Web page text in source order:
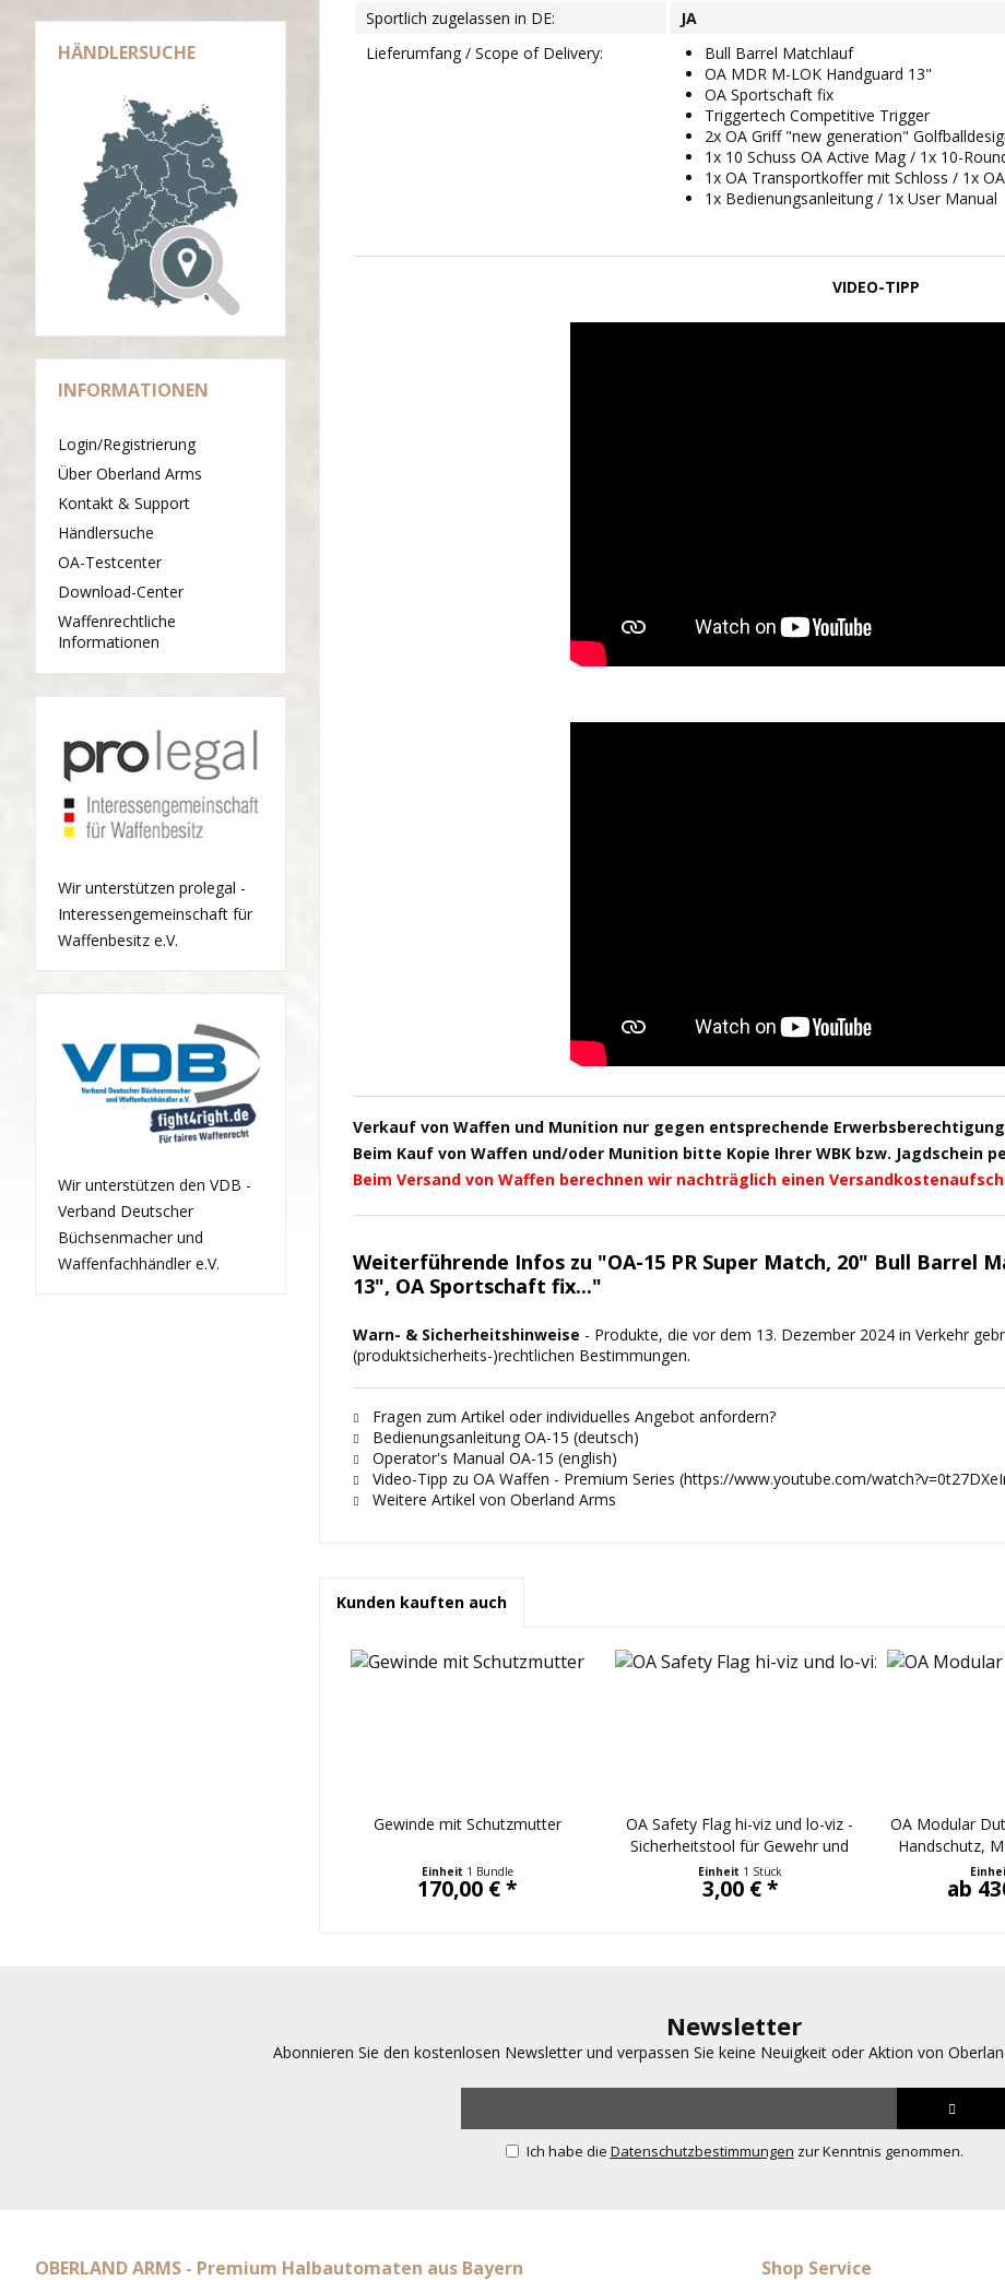
HÄNDLERSUCHE
INFORMATIONEN
Login/Registrierung
Über Oberland Arms
Kontakt & Support
Händlersuche
OA-Testcenter
Download-Center
Waffenrechtliche
Informationen
Wir unterstützen prolegal -
Interessengemeinschaft für
Waffenbesitz e.V.
Wir unterstützen den VDB -
Verband Deutscher
Büchsenmacher und
Waffenfachhändler e.V.
Sportlich zugelassen in DE:
JA
Lieferumfang / Scope of Delivery:
Bull Barrel Matchlauf
OA MDR M-LOK Handguard 13"
OA Sportschaft fix
Triggertech Competitive Trigger
2x OA Griff "new generation"
1x 10 Schuss OA Active Mag / 1x 10-
1x OA Transportkoffer mit Schloss / 1x
1x Bedienungsanleitung / 1x User Manual
VIDEO-TIPP
Verkauf von Waffen und Munition nur gegen entsprechende Erwerbsberechtigung
Beim Kauf von Waffen und/oder Munition bitte Kopie Ihrer WBK bzw. Jagdschein
Beim Versand von Waffen berechnen wir nachträglich einen
Weiterführende Infos zu "OA-15 PR Super Match, 20" Bull Barrel
13", OA Sportschaft fix..."
Warn- & Sicherheitshinweise - Produkte, die vor dem 13. Dezember 2024 in Verkehr
(produktsicherheits-)rechtlichen Bestimmungen.
Fragen zum Artikel oder individuelles Angebot anfordern?
Bedienungsanleitung OA-15 (deutsch)
Operator's Manual OA-15 (english)
Video-Tipp zu OA Waffen - Premium Series (https://www.youtube.com/
Weitere Artikel von Oberland Arms
Kunden kauften auch
Gewinde mit Schutzmutter
Einheit 1 Bundle
170,00 € *
OA Safety Flag hi-viz und lo-viz -
Sicherheitstool für Gewehr und
Pistole - 5 Farben
Einheit 1 Stück
3,00 € *
OA Modular
Handschutz,
ab
Newsletter
Abonnieren Sie den kostenlosen Newsletter und verpassen Sie keine Neuigkeit oder Aktion von
Ich habe die Datenschutzbestimmungen zur Kenntnis genommen.
OBERLAND ARMS - Premium Halbautomaten aus Bayern Shop Service